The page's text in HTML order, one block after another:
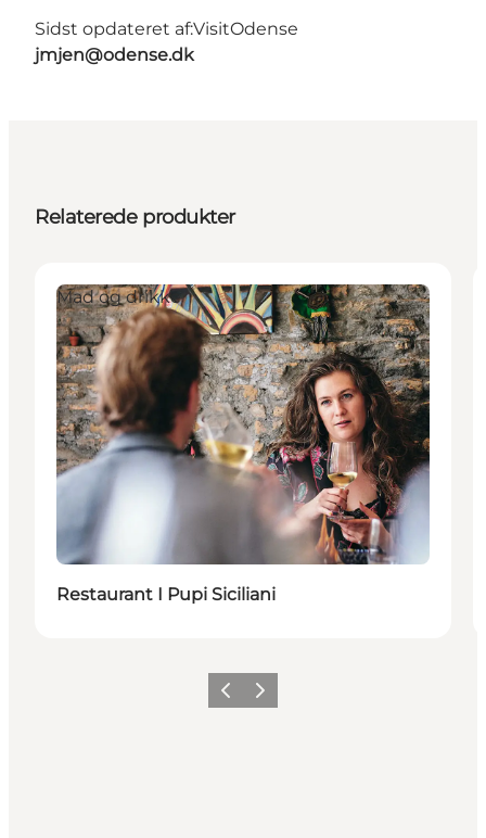
Sidst opdateret af:VisitOdense
jmjen@odense.dk
Relaterede produkter
Mad og drikke
Restaurant I Pupi Siciliani
ForrigeNæste